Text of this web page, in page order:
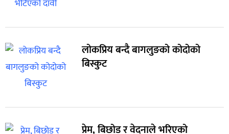
लोकप्रिय बन्दै बागलुङको कोदोको
बिस्कुट
प्रेम, बिछोड र वेदनाले भरिएको